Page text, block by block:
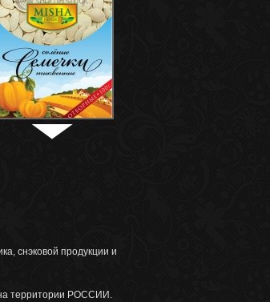
снэковой продукции и
территории РОССИИ.